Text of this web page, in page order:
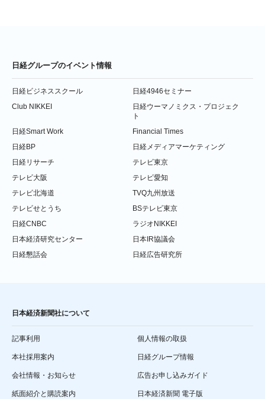
日経グループのイベント情報
日経ビジネススクール
日経4946セミナー
Club NIKKEI
日経ウーマノミクス・プロジェク
ト
日経Smart Work
Financial Times
日経BP
日経メディアマーケティング
日経リサーチ
テレビ東京
テレビ大阪
テレビ愛知
テレビ北海道
TVQ九州放送
テレビせとうち
BSテレビ東京
日経CNBC
ラジオNIKKEI
日本経済研究センター
日本IR協議会
日経懇話会
日経広告研究所
日本経済新聞社について
記事利用 個人情報の取扱
本社採用案内 日経グループ情報
会社情報・お知らせ 広告お申し込みガイド
紙面紹介と購読案内 日本経済新聞 電子版